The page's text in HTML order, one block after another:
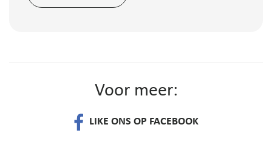
Voor meer:
LIKE ONS OP FACEBOOK